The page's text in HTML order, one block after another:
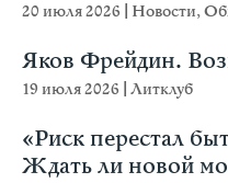
20 июля 2026 Новости,
Яков Фрейдин.
19 июля 2026 Литклуб
«Риск перестал
Ждать ли новой